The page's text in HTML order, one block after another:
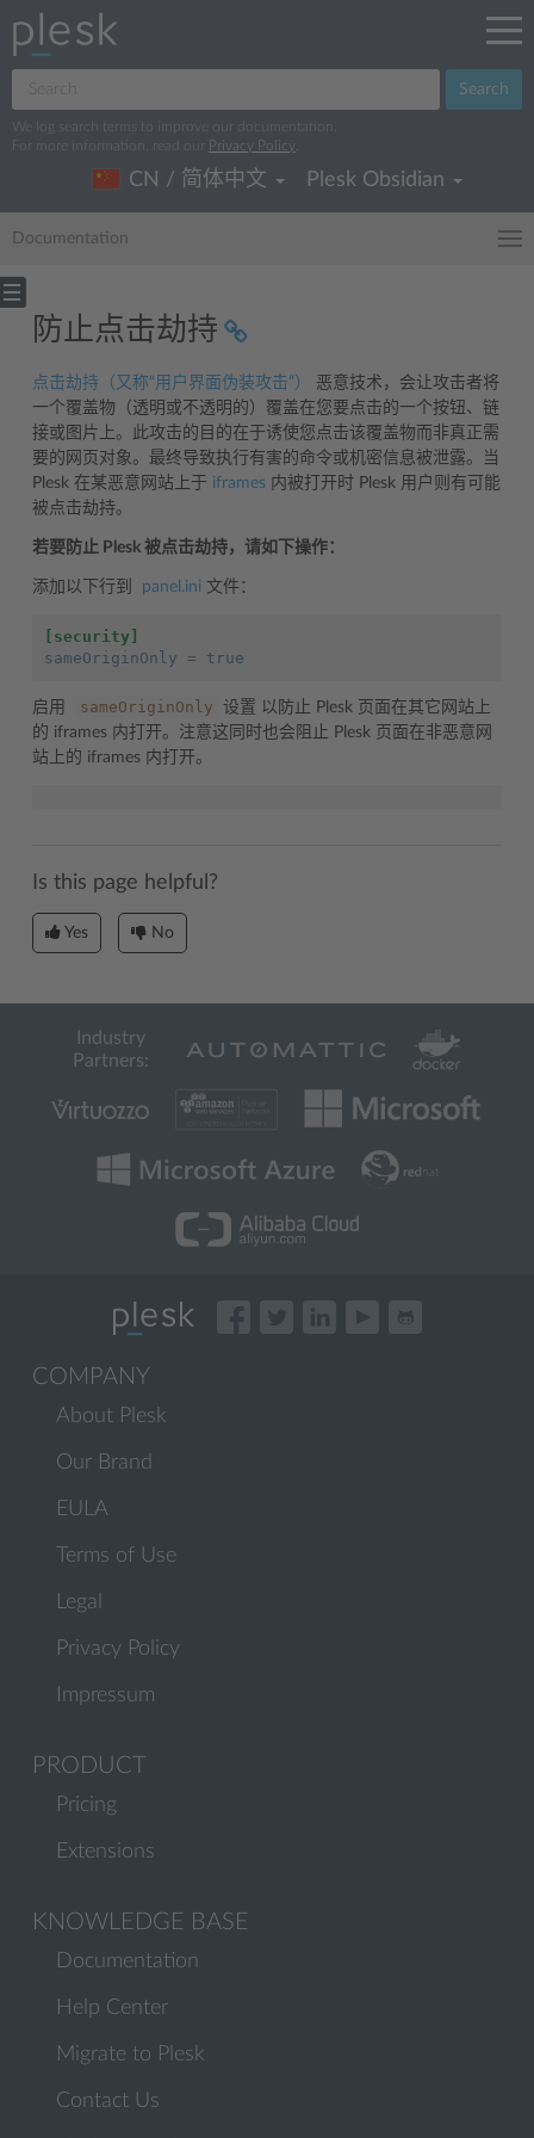
Search
We log search terms to improve our documentation.
For more information, read our
Privacy Policy
CN / 简体中文 Plesk Obsidian
Documentation
防止点击劫持
点击劫持（又称“用户界面伪装攻击”）
恶意技术，会让攻击者将
一个覆盖物（透明或不透明的）覆盖在您要点击的一个按钮、链
接或图片上。此攻击的目的在于诱使您点击该覆盖物而非真正需
要的网页对象。最终导致执行有害的命令或机密信息被泄露。当
Plesk 在某恶意网站上于 iframes 内被打开时 Plesk 用户则有可能
被点击劫持。
若要防止 Plesk 被点击劫持，请如下操作：
添加以下行到 panel.ini 文件：
[security]
sameOriginOnly
= true
启用 sameOriginOnly
设置 以防止 Plesk 页面在其它网站上
的 iframes 内打开。注意这同时也会阻止 Plesk 页面在非恶意网
站上的 iframes 内打开。
Is this page helpful?
Yes No
Industry
Partners:
COMPANY
About Plesk
Our Brand
EULA
Terms of Use
Legal
Privacy Policy
Impressum
PRODUCT
Pricing
Extensions
KNOWLEDGE BASE
Documentation
Help Center
Migrate to Plesk
Contact Us